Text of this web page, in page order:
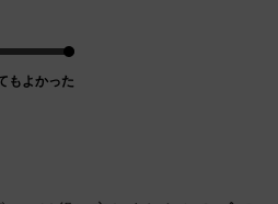
もよかった